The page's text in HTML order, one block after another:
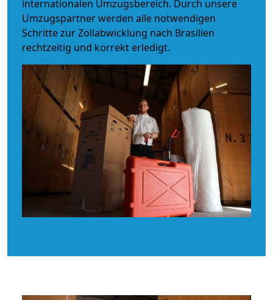
internationalen Umzugsbereich. Durch unsere
Umzugspartner werden alle notwendigen
Schritte zur Zollabwicklung nach Brasilien
rechtzeitig und korrekt erledigt.